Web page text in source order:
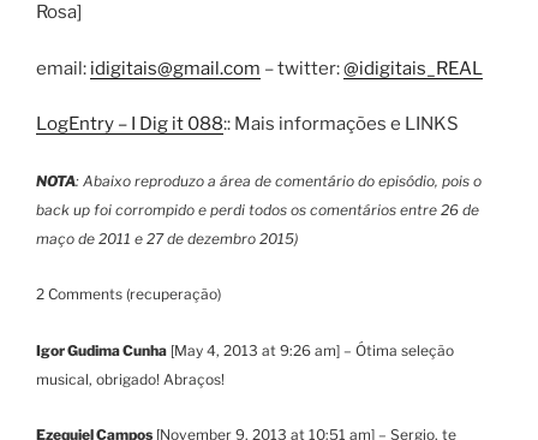
Rosa]
email: idigitais@gmail.com – twitter:@idigitais_REAL
LogEntry – I Dig it 088:: Mais informações e LINKS
NOTA: Abaixo reproduzo a área de comentário do episódio, pois o
back up foi corrompido e perdi todos os comentários entre 26 de
maço de 2011 e 27 de dezembro 2015)
2 Comments (recuperação)
Igor Gudima Cunha [May 4, 2013 at 9:26 am] – Ótima seleção
musical, obrigado! Abraços!
Ezequiel Campos [November 9, 2013 at 10:51 am] – Sergio, te